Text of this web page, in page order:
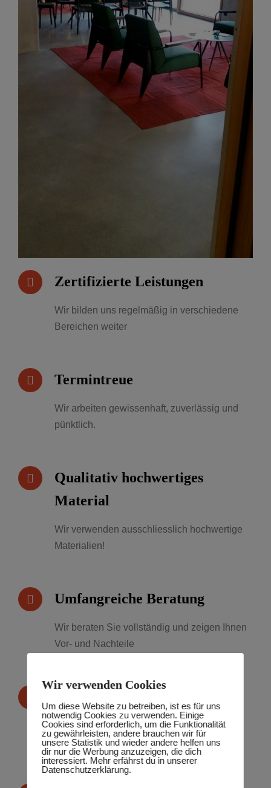
Zertifizierte Leistungen
Wir bilden uns regelmäßig in verschiedene
Bereichen weiter
Termintreue
Wir arbeiten gewissenhaft, zuverlässig und
pünktlich.
Qualitativ hochwertiges
Material
Wir verwenden ausschliesslich hochwertige
Materialien!
Umfangreiche Beratung
Wir beraten Sie vollständig und zeigen Ihnen
Vor- und Nachteile
Mit unserem Team können wir kleine und
auch große Projekte bewältigen.
Wir verwenden Cookies
Um diese Website zu betreiben, ist es für uns
notwendig Cookies zu verwenden. Einige
Cookies sind erforderlich, um die Funktionalität
zu gewährleisten, andere brauchen wir für
unsere Statistik und wieder andere helfen uns
dir nur die Werbung anzuzeigen, die dich
interessiert. Mehr erfährst du in unserer
Datenschutzerklärung.